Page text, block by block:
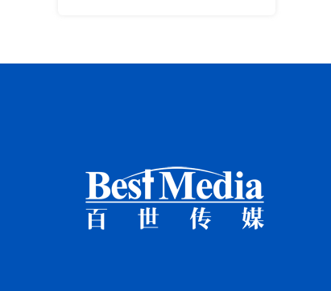
山东省
河南省
湖北省